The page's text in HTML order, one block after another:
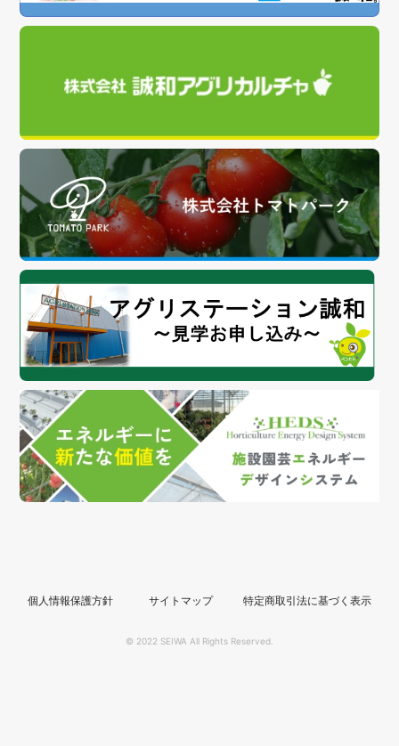
個人情報保護方針 サイトマップ 特定商取引法に基づく表示
© 2022 SEIWA All Rights Reserved.